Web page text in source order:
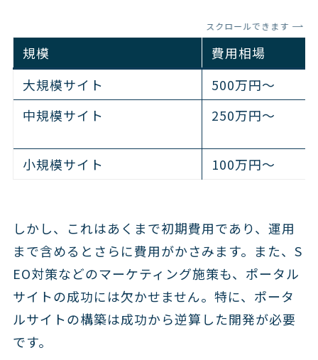
スクロールできます
規模
費用相場
大規模サイト
500万円～
中規模サイト
250万円～
小規模サイト 100万円～
しかし、これはあくまで初期費用であり、運用
まで含めるとさらに費用がかさみます。また、S
EO対策などのマーケティング施策も、ポータル
サイトの成功には欠かせません。特に、ポータ
ルサイトの構築は成功から逆算した開発が必要
です。